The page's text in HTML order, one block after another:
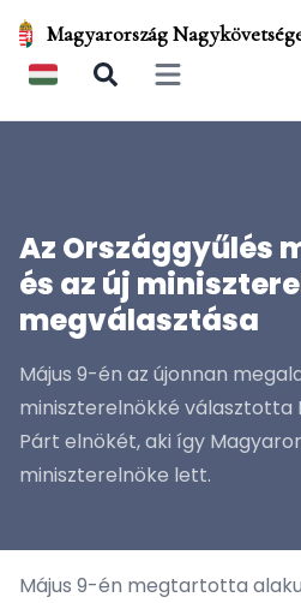
Magyarország
Open main menu
Az Országgyűlés
és az új
megválasztása
Május 9-én az újonnan
miniszterelnökké választotta
Párt elnökét, aki így
miniszterelnöke lett.
Május 9-én megtartotta